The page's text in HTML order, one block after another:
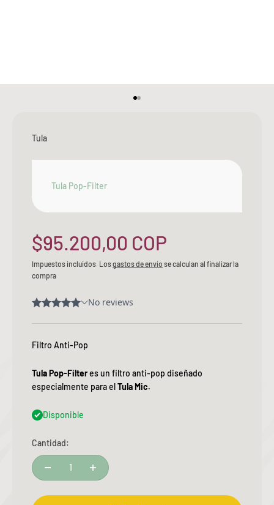
Tula
Tula Pop-Filter
Precio de oferta
$95.200,00 COP
Impuestos incluidos. Losgastos de envío se calculan al finalizar la
compra
Filtro Anti-Pop
Tula Pop-Filteres un filtro anti-pop diseñado
especialmente para elTula Mic.
Disponible
Cantidad: